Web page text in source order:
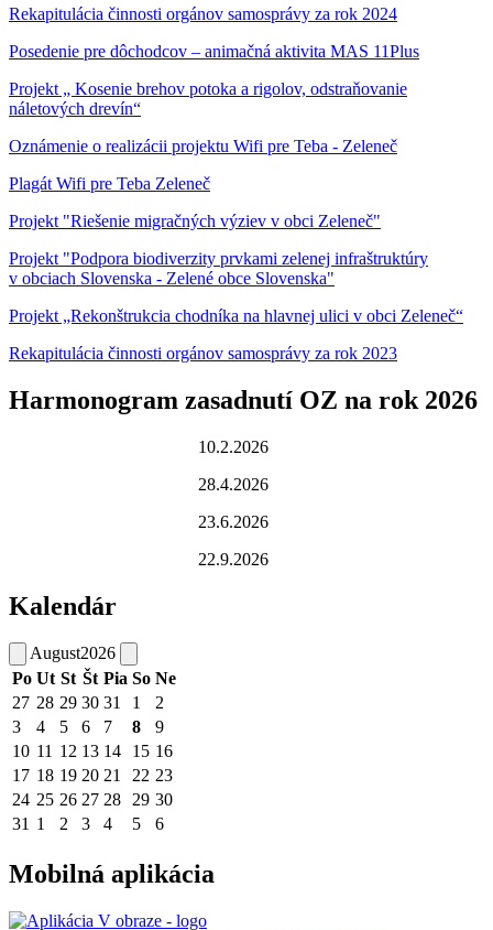
Rekapitulácia činnosti orgánov samosprávy za rok 2024
Posedenie pre dôchodcov – animačná aktivita MAS 11Plus
Projekt „ Kosenie brehov potoka a rigolov, odstraňovanie
náletových drevín“
Oznámenie o realizácii projektu Wifi pre Teba - Zeleneč
Plagát Wifi pre Teba Zeleneč
Projekt "Riešenie migračných výziev v obci Zeleneč"
Projekt "Podpora biodiverzity prvkami zelenej infraštruktúry
v obciach Slovenska - Zelené obce Slovenska"
Projekt „Rekonštrukcia chodníka na hlavnej ulici v obci Zeleneč“
Rekapitulácia činnosti orgánov samosprávy za rok 2023
Harmonogram zasadnutí OZ na rok 2026
10.2.2026
28.4.2026
23.6.2026
22.9.2026
Kalendár
August2026
Po Ut St Št Pia So Ne
27 28 29 30 31 1
2
3
4 5 6 7 8
9
10 11 12 13 14 15 16
17 18 19 20 21 22 23
24 25 26 27 28 29 30
31 1 2 3 4 5 6
Mobilná aplikácia